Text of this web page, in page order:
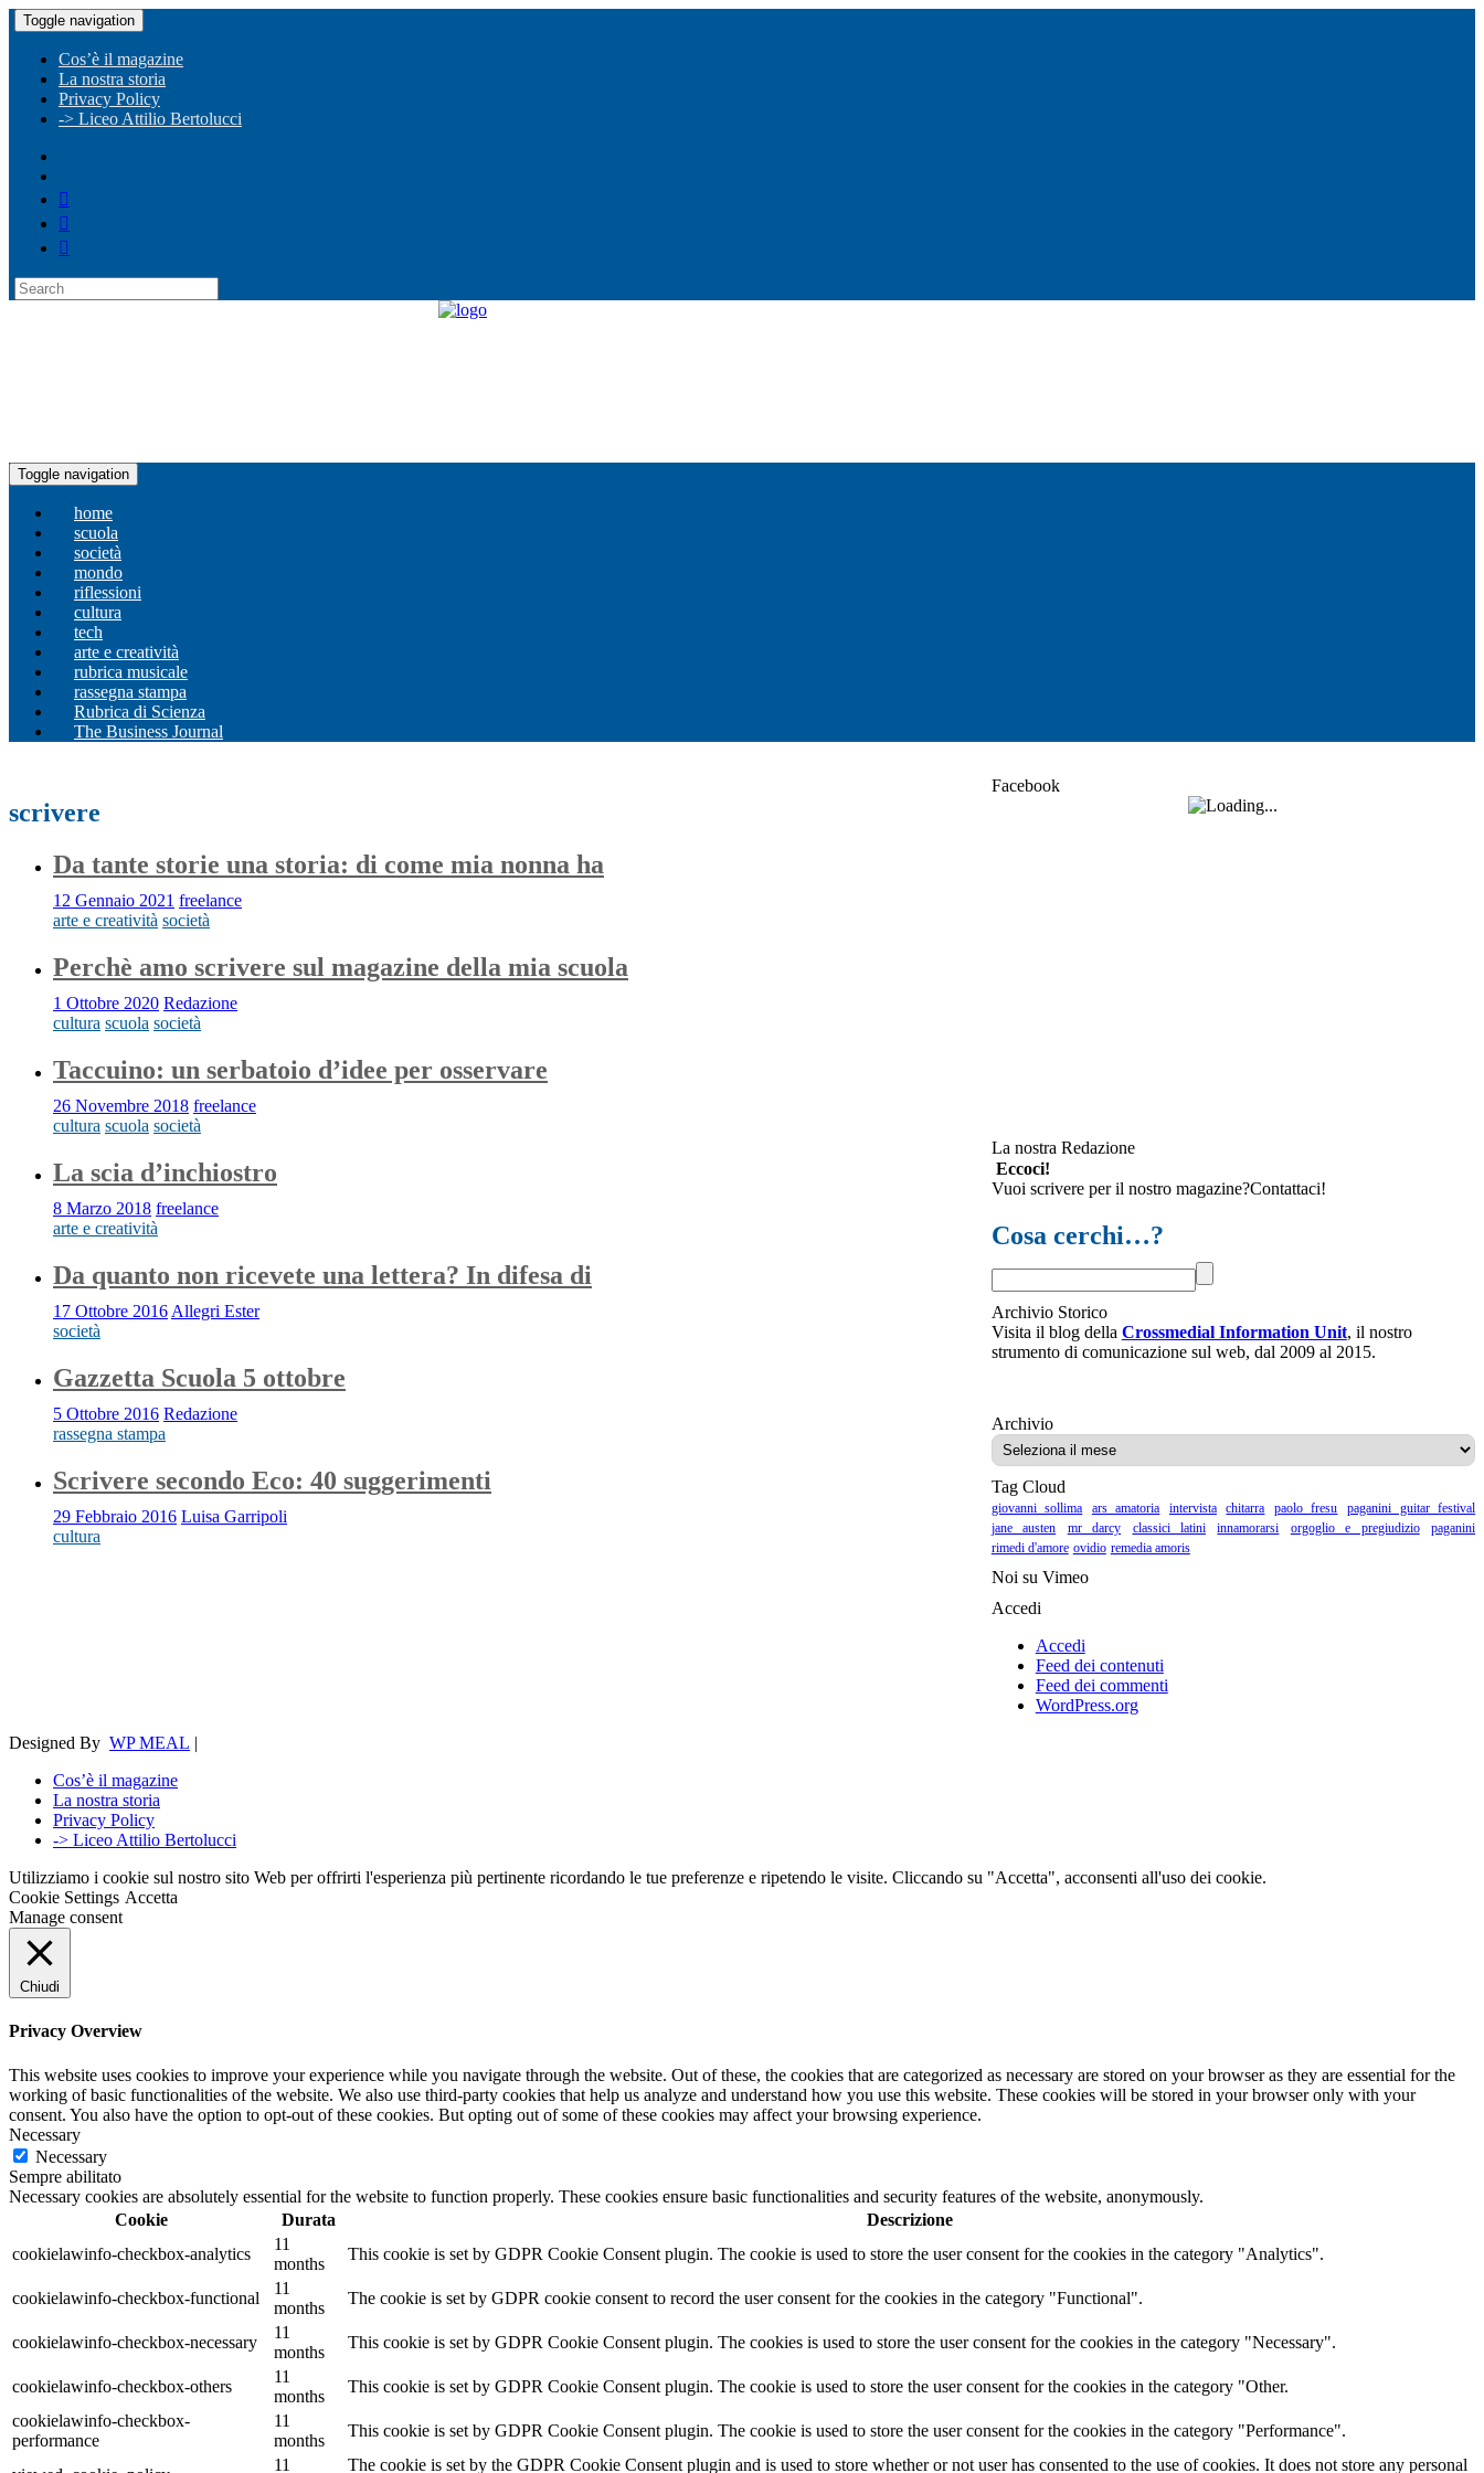
Toggle navigation
Cos’è il magazine
La nostra storia
Privacy Policy
-> Liceo Attilio Bertolucci
Toggle navigation
home
scuola
società
mondo
riflessioni
cultura
tech
arte e creatività
rubrica musicale
rassegna stampa
Rubrica di Scienza
The Business Journal
scrivere
Da tante storie una storia: di come mia nonna ha
12 Gennaio 2021 freelance
arte e creatività società
Perchè amo scrivere sul magazine della mia scuola
1 Ottobre 2020 Redazione
cultura scuola società
Taccuino: un serbatoio d’idee per osservare
26 Novembre 2018 freelance
cultura scuola società
La scia d’inchiostro
8 Marzo 2018 freelance
arte e creatività
Da quanto non ricevete una lettera? In difesa di
17 Ottobre 2016 Allegri Ester
società
Gazzetta Scuola 5 ottobre
5 Ottobre 2016 Redazione
rassegna stampa
Scrivere secondo Eco: 40 suggerimenti
29 Febbraio 2016 Luisa Garripoli
cultura
Facebook
La nostra Redazione
Eccoci!
Vuoi scrivere per il nostro magazine?Contattaci!
Cosa cerchi…?
Archivio Storico
Visita il blog della Crossmedial Information Unit, il nostro
strumento di comunicazione sul web, dal 2009 al 2015.
ArchivioArchivio
Tag Cloud
giovanni sollima ars amatoria intervista chitarra paolo fresu
paganini guitar festival
jane austen
mr darcy classici latini innamorarsi orgoglio e pregiudizio
paganini
rimedi d'amore ovidio remedia amoris
Noi su Vimeo
Accedi
Accedi
Feed dei contenuti
Feed dei commenti
WordPress.org
Designed By WP MEAL |
Cos’è il magazine
La nostra storia
Privacy Policy
-> Liceo Attilio Bertolucci
Utilizziamo i cookie sul nostro sito Web per offrirti l'esperienza più pertinente ricordando le tue preferenze e ripetendo le visite. Cliccando su "Accetta", acconsenti all'uso dei cookie.
Cookie Settings Accetta
Manage consent
Chiudi
Privacy Overview
This website uses cookies to improve your experience while you navigate through the website. Out of these, the cookies that are categorized as necessary are stored on your browser as they are essential for the
working of basic functionalities of the website. We also use third-party cookies that help us analyze and understand how you use this website. These cookies will be stored in your browser only with your
consent. You also have the option to opt-out of these cookies. But opting out of some of these cookies may affect your browsing experience.
Necessary
Necessary
Sempre abilitato
Necessary cookies are absolutely essential for the website to function properly. These cookies ensure basic functionalities and security features of the website, anonymously.
Cookie
Durata
Descrizione
cookielawinfo-checkbox-analytics
11
months
This cookie is set by GDPR Cookie Consent plugin. The cookie is used to store the user consent for the cookies in the category "Analytics".
cookielawinfo-checkbox-functional
11
months
The cookie is set by GDPR cookie consent to record the user consent for the cookies in the category "Functional".
cookielawinfo-checkbox-necessary
11
months
This cookie is set by GDPR Cookie Consent plugin. The cookies is used to store the user consent for the cookies in the category "Necessary".
cookielawinfo-checkbox-others
11
months
This cookie is set by GDPR Cookie Consent plugin. The cookie is used to store the user consent for the cookies in the category "Other.
cookielawinfo-checkbox-
performance
11
months
This cookie is set by GDPR Cookie Consent plugin. The cookie is used to store the user consent for the cookies in the category "Performance".
11 The cookie is set by the GDPR Cookie Consent plugin and is used to store whether or not user has consented to the use of cookies. It does not store any personal